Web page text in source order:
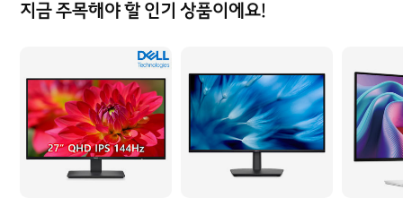
지금 주목해야 할 인기 상품이에요!